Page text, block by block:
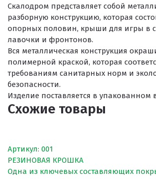
ПРОЕКТНЫЕ РЕШЕНИЯ СПОРТИВНЫХ
ПРОЕКТНЫЕ РЕШЕНИЯ ДЕТСКИХ
ПРОЕКТНЫЕ РЕШЕНИЯ
Решение компании “Экополис” под
Антискользящее покрытие для
Покрытие для отмостки
Покрытие для эксплуатируемой
Скалодром представляет собой
разборную конструкцию, которая
опорных половин, крыши для игры в
лавочки и фронтонов.
Вся металлическая конструкция
полимерной краской, которая
требованиям санитарных норм и
безопасности.
Изделие поставляется в упакованном
Схожие товары
Артикул: 001
РЕЗИНОВАЯ КРОШКА
Одна из ключевых составляющих